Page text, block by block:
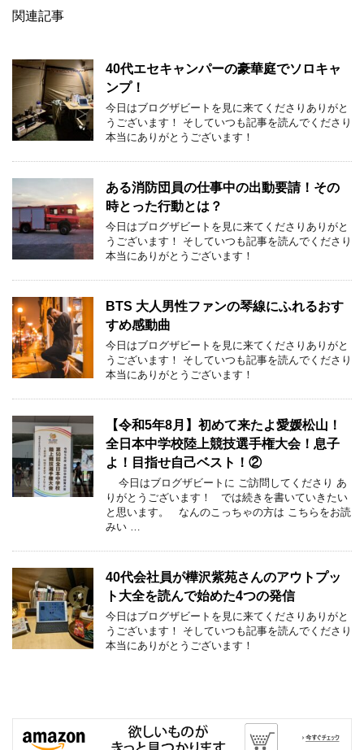
関連記事
40代エセキャンパーの豪華庭でソロキャ
ンプ！
今日はブログザビートを見に来てくださりありがと
うございます！ そしていつも記事を読んでくださり
本当にありがとうございます！
ある消防団員の仕事中の出動要請！その
時とった行動とは？
今日はブログザビートを見に来てくださりありがと
うございます！ そしていつも記事を読んでくださり
本当にありがとうございます！
BTS 大人男性ファンの琴線にふれるおす
すめ感動曲
今日はブログザビートを見に来てくださりありがと
うございます！ そしていつも記事を読んでくださり
本当にありがとうございます！
【令和5年8月】初めて来たよ愛媛松山！
全日本中学校陸上競技選手権大会！息子
よ！目指せ自己ベスト！②
今日はブログザビートに ご訪問してくださり あ
りがとうございます！ では続きを書いていきたい
と思います。 なんのこっちゃの方は こちらをお読
みい …
40代会社員が樺沢紫苑さんのアウトプッ
ト大全を読んで始めた4つの発信
今日はブログザビートを見に来てくださりありがと
うございます！ そしていつも記事を読んでくださり
本当にありがとうございます！